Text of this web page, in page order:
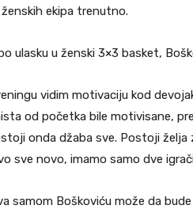
ekipa trenutno.
ulasku u ženski 3×3 basket,
vidim motivaciju kod
od početka bile motivisane,
onda džaba sve. Postoji
sve novo, imamo samo dve
samom Boškoviću može da